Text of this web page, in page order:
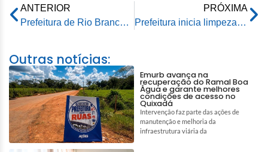
ANTERIOR
Prefeitura de Rio Branco inicia limpeza em um dos terrenos para a construção das casas do 1.001 Dignidades
PRÓXIMA
Prefeitura inicia limpeza em um dos terrenos para construção das casas do 1.001 Dignidades
Outras notícias:
Emurb avança na
recuperação do Ramal Boa
Água e garante melhores
condições de acesso no
Quixadá
Intervenção faz parte das ações de
manutenção e melhoria da
infraestrutura viária da